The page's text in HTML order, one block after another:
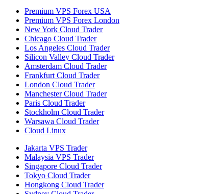
Premium VPS Forex USA
Premium VPS Forex London
New York Cloud Trader
Chicago Cloud Trader
Los Angeles Cloud Trader
Silicon Valley Cloud Trader
Amsterdam Cloud Trader
Frankfurt Cloud Trader
London Cloud Trader
Manchester Cloud Trader
Paris Cloud Trader
Stockholm Cloud Trader
Warsawa Cloud Trader
Cloud Linux
Jakarta VPS Trader
Malaysia VPS Trader
Singapore Cloud Trader
Tokyo Cloud Trader
Hongkong Cloud Trader